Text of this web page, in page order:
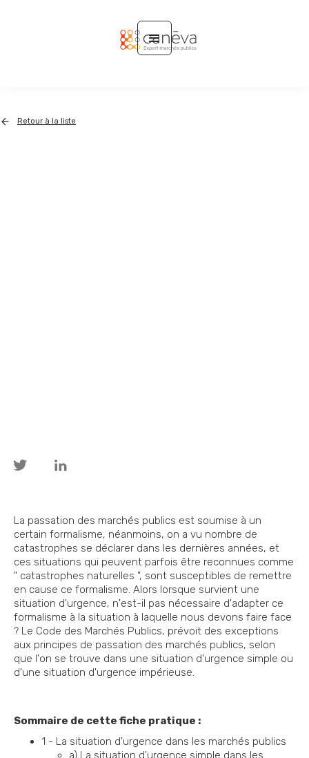
Retour à la liste
La passation des marchés publics est soumise à un
certain formalisme, néanmoins, on a vu nombre de
catastrophes se déclarer dans les dernières années, et
ces situations qui peuvent parfois être reconnues comme
" catastrophes naturelles ", sont susceptibles de remettre
en cause ce formalisme. Alors lorsque survient une
situation d'urgence, n'est-il pas nécessaire d'adapter ce
formalisme à la situation à laquelle nous devons faire face
? Le Code des Marchés Publics, prévoit des exceptions
aux principes de passation des marchés publics, selon
que l'on se trouve dans une situation d'urgence simple ou
d'une situation d'urgence impérieuse.
Sommaire de cette fiche pratique :
1 - La situation d'urgence dans les marchés publics
a) La situation d'urgence simple dans les